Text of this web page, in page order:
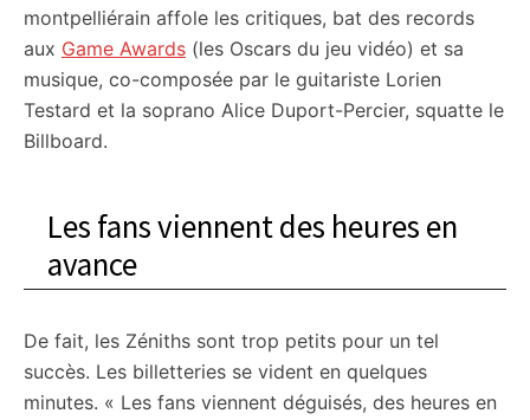
montpelliérain affole les critiques, bat des records
aux Game Awards (les Oscars du jeu vidéo) et sa
musique, co-composée par le guitariste Lorien
Testard et la soprano Alice Duport-Percier, squatte le
Billboard.
Les fans viennent des heures en
avance
De fait, les Zéniths sont trop petits pour un tel
succès. Les billetteries se vident en quelques
minutes. « Les fans viennent déguisés, des heures en